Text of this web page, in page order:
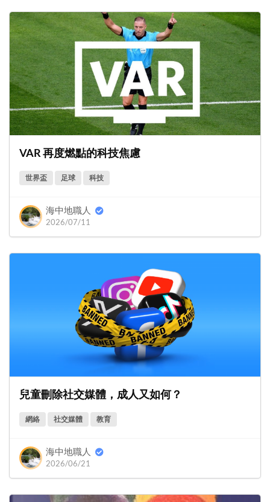
VAR 再度燃點的科技焦慮
世界盃 足球 科技
海中地職人
2026/07/11
兒童刪除社交媒體，成人又如何？
網絡 社交媒體 教育
海中地職人
2026/06/21